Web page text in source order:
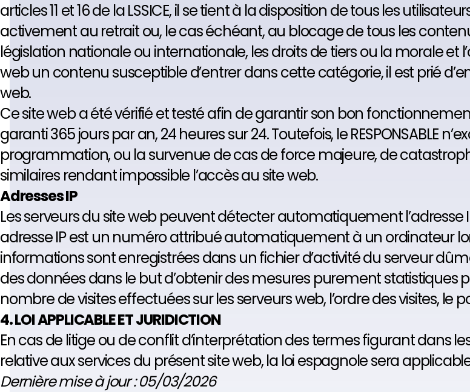
articles 11 et 16 de la LSSICE, il se tient à la disposition de tous les
activement au retrait ou, le cas échéant, au blocage de tous les
législation nationale ou internationale, les droits de tiers ou la morale et
web un contenu susceptible d’entrer dans cette catégorie, il est prié
web.
Ce site web a été vérifié et testé afin de garantir son bon
garanti 365 jours par an, 24 heures sur 24. Toutefois, le RESPONSABLE
programmation, ou la survenue de cas de force majeure, de
similaires rendant impossible l’accès au site web.
Adresses IP
Les serveurs du site web peuvent détecter automatiquement l’adresse
adresse IP est un numéro attribué automatiquement à un ordinateur
informations sont enregistrées dans un fichier d’activité du serveur
des données dans le but d’obtenir des mesures purement
nombre de visites effectuées sur les serveurs web, l’ordre des visites, le
4. LOI APPLICABLE ET JURIDICTION
En cas de litige ou de conflit d’interprétation des termes figurant dans
relative aux services du présent site web, la loi espagnole sera
Dernière mise à jour : 05/03/2026